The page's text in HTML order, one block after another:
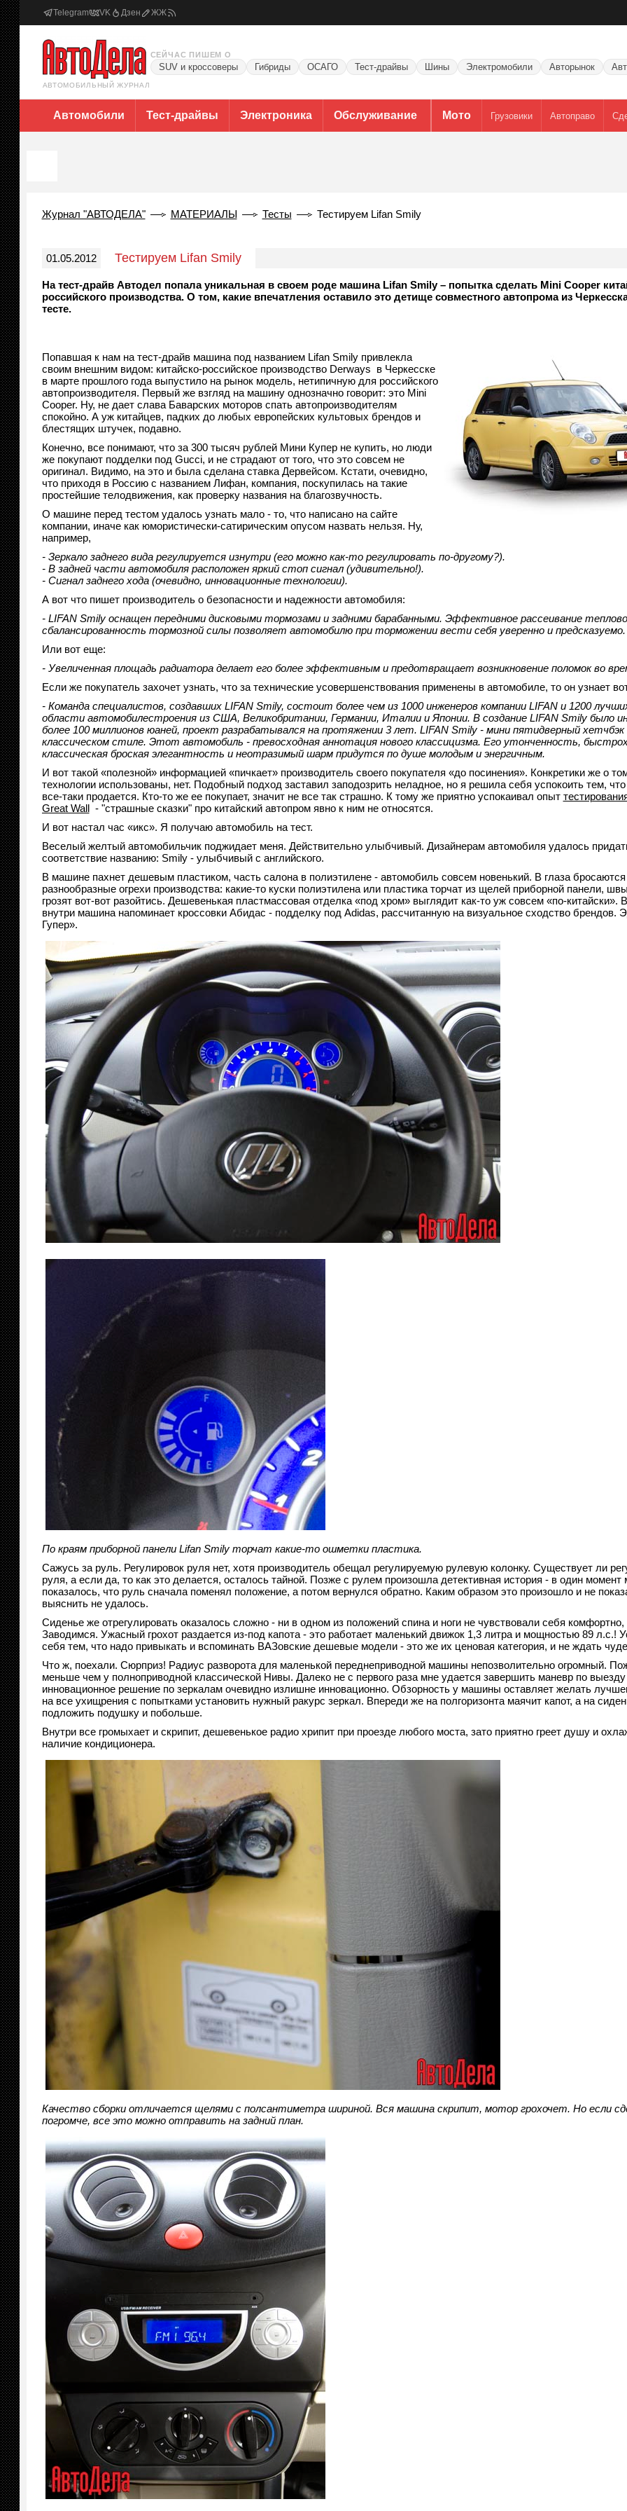
Telegram VK Дзен ЖЖ
АВТОМОБИЛЬНЫЙ ЖУРНАЛ
СЕЙЧАС ПИШЕМ О
SUV и кроссоверы Гибриды ОСАГО Тест-драйвы Шины Электромобили Авторынок
Автомобили Тест-драйвы Электроника Обслуживание Мото Грузовики Автоправо
Журнал "АВТОДЕЛА" МАТЕРИАЛЫ Тесты Тестируем Lifan Smily
01.05.2012 Тестируем Lifan Smily
На тест-драйв Автодел попала уникальная в своем роде машина Lifan Smily – попытка сделать Mini Cooper
российского производства. О том, какие впечатления оставило это детище совместного автопрома из
тесте.
Попавшая к нам на тест-драйв машина под названием Lifan Smily привлекла
своим внешним видом: китайско-российское производство Derways в Черкесске
в марте прошлого года выпустило на рынок модель, нетипичную для российского
автопроизводителя. Первый же взгляд на машину однозначно говорит: это Mini
Cooper. Ну, не дает слава Баварских моторов спать автопроизводителям
спокойно. А уж китайцев, падких до любых европейских культовых брендов и
блестящих штучек, подавно.
Конечно, все понимают, что за 300 тысяч рублей Мини Купер не купить, но люди
же покупают подделки под Gucci, и не страдают от того, что это совсем не
оригинал. Видимо, на это и была сделана ставка Дервейсом. Кстати, очевидно,
что приходя в Россию с названием Лифан, компания, поскупилась на такие
простейшие телодвижения, как проверку названия на благозвучность.
О машине перед тестом удалось узнать мало - то, что написано на сайте
компании, иначе как юмористически-сатирическим опусом назвать нельзя. Ну,
например,
- Зеркало заднего вида регулируется изнутри (его можно как-то регулировать по-другому?).
- В задней части автомобиля расположен яркий стоп сигнал (удивительно!).
- Сигнал заднего хода (очевидно, инновационные технологии).
А вот что пишет производитель о безопасности и надежности автомобиля:
- LIFAN Smily оснащен передними дисковыми тормозами и задними барабанными. Эффективное рассеивание
сбалансированность тормозной силы позволяет автомобилю при торможении вести себя уверенно и предсказуемо.
Или вот еще:
- Увеличенная площадь радиатора делает его более эффективным и предотвращает возникновение поломок во
Если же покупатель захочет узнать, что за технические усовершенствования применены в автомобиле, то он узнает
- Команда специалистов, создавших LIFAN Smily, состоит более чем из 1000 инженеров компании LIFAN и 1200
области автомобилестроения из США, Великобритании, Германии, Италии и Японии. В создание LIFAN Smily было
более 100 миллионов юаней, проект разрабатывался на протяжении 3 лет. LIFAN Smily - мини пятидверный хетчбэк
классическом стиле. Этот автомобиль - превосходная аннотация нового классицизма. Его утонченность,
классическая броская элегантность и неотразимый шарм придутся по душе молодым и энергичным.
И вот такой «полезной» информацией «пичкает» производитель своего покупателя «до посинения». Конкретики же о
технологии использованы, нет. Подобный подход заставил заподозрить неладное, но я решила себя успокоить тем,
все-таки продается. Кто-то же ее покупает, значит не все так страшно. К тому же приятно успокаивал опыт
Great Wall- "страшные сказки" про китайский автопром явно к ним не относятся.
И вот настал час «икс». Я получаю автомобиль на тест.
Веселый желтый автомобильчик поджидает меня. Действительно улыбчивый. Дизайнерам автомобиля удалось
соответствие названию: Smily - улыбчивый с английского.
В машине пахнет дешевым пластиком, часть салона в полиэтилене - автомобиль совсем новенький. В глаза бросаются
разнообразные огрехи производства: какие-то куски полиэтилена или пластика торчат из щелей приборной панели,
грозят вот-вот разойтись. Дешевенькая пластмассовая отделка «под хром» выглядит как-то уж совсем «по-китайски».
внутри машина напоминает кроссовки Абидас - подделку под Adidas, рассчитанную на визуальное сходство брендов.
Гупер».
По краям приборной панели Lifan Smily торчат какие-то ошметки пластика.
Сажусь за руль. Регулировок руля нет, хотя производитель обещал регулируемую рулевую колонку. Существует ли
руля, а если да, то как это делается, осталось тайной. Позже с рулем произошла детективная история - в один момент
показалось, что руль сначала поменял положение, а потом вернулся обратно. Каким образом это произошло и не
выяснить не удалось.
Сиденье же отрегулировать оказалось сложно - ни в одном из положений спина и ноги не чувствовали себя
Заводимся. Ужасный грохот раздается из-под капота - это работает маленький движок 1,3 литра и мощностью 89 л.с.!
себя тем, что надо привыкать и вспоминать ВАЗовские дешевые модели - это же их ценовая категория, и не ждать
Что ж, поехали. Сюрприз! Радиус разворота для маленькой переднеприводной машины непозволительно огромный.
меньше чем у полноприводной классической Нивы. Далеко не с первого раза мне удается завершить маневр по выезду
инновационное решение по зеркалам очевидно излишне инновационно. Обзорность у машины оставляет желать
на все ухищрения с попытками установить нужный ракурс зеркал. Впереди же на полгоризонта маячит капот, а на
подложить подушку и побольше.
Внутри все громыхает и скрипит, дешевенькое радио хрипит при проезде любого моста, зато приятно греет душу и
наличие кондиционера.
Качество сборки отличается щелями с полсантиметра шириной. Вся машина скрипит, мотор грохочет. Но если
погромче, все это можно отправить на задний план.